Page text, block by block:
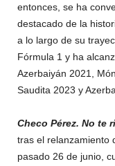
entonces, se ha
destacado de la
a lo largo de su
Fórmula 1 y ha
Azerbaiyán 2021,
Saudita 2023 y
Checo Pérez. No te
tras el relanzamiento
pasado 26 de junio,